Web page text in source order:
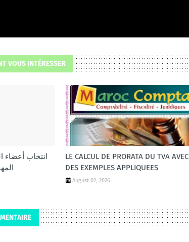
VOUS INTÉRESSER
انتخاب
LE CALCUL DE PRORATA DU TVA AVEC
DES EXEMPLES APPLIQUEES
August 02, 2026